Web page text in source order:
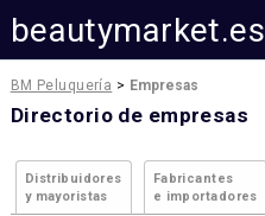
beautymarket.es
BM Peluquería > Empresas
Directorio de empresas
Distribuidores
y mayoristas
Fabricantes
e importadores